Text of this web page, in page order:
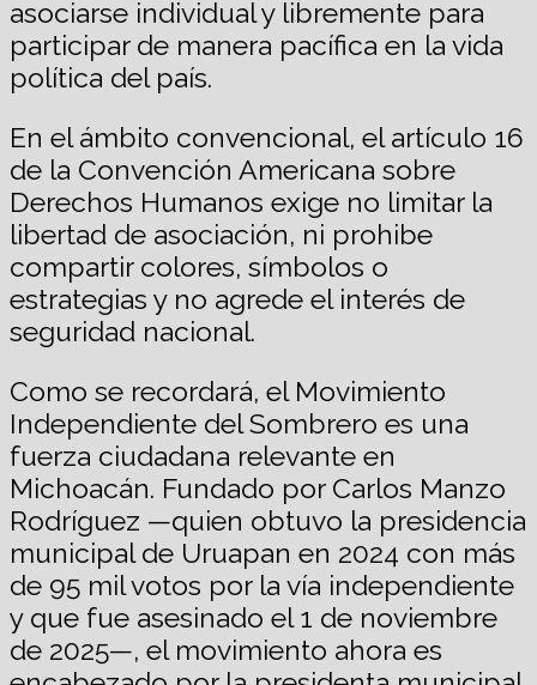
asociarse individual y libremente para
participar de manera pacífica en la vida
política del país.
En el ámbito convencional, el artículo 16
de la Convención Americana sobre
Derechos Humanos exige no limitar la
libertad de asociación, ni prohibe
compartir colores, símbolos o
estrategias y no agrede el interés de
seguridad nacional.
Como se recordará, el Movimiento
Independiente del Sombrero es una
fuerza ciudadana relevante en
Michoacán. Fundado por Carlos Manzo
Rodríguez —quien obtuvo la presidencia
municipal de Uruapan en 2024 con más
de 95 mil votos por la vía independiente
y que fue asesinado el 1 de noviembre
de 2025—, el movimiento ahora es